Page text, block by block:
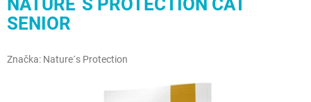
NATURE´S PROTECTION CAT
SENIOR
Značka: Nature´s Protection